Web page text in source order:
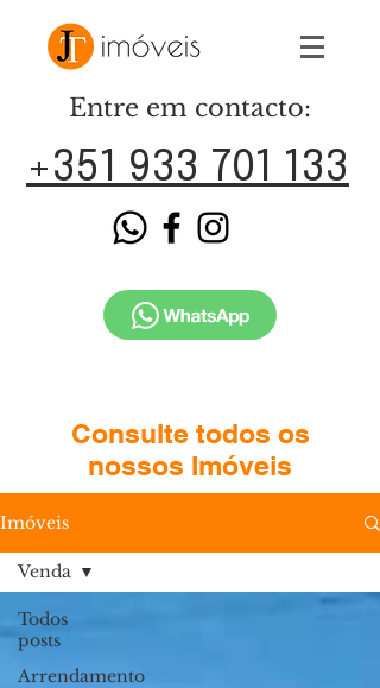
Entre em contacto:
+351 933 701 133
Consulte todos os
nossos Imóveis
Imóveis
Todos
posts
Arrendamento
Venda